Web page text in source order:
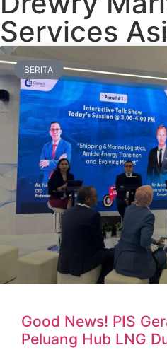
Services
BERITA
Good News! PIS
Peluang Hub LNG